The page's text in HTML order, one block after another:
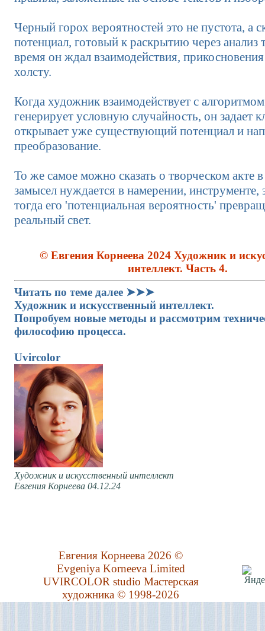
Черный горох вероятностей это не пустота, а
потенциал, готовый к раскрытию через анализ
время он ждал взаимодействия,
холсту.
Когда художник взаимодействует с
генерирует условную случайность, он задает
открывает уже существующий потенциал и
преобразование.
То же самое можно сказать о творческом акте
замысел нуждается в намерении, инструменте,
тогда его 'потенциальная вероятность'
реальный свет.
© Евгения Корнеева 2024 Художник и
интеллект. Часть 4.
Читать по теме далее ➤➤➤
Художник и искусственный интеллект.
Попробуем новые методы и рассмотрим
философию процесса.
Uvircolor
Художник и искусственный интеллект
Евгения Корнеева 04.12.24
Евгения Корнеева 2026 ©
Evgeniya Korneeva Limited
UVIRCOLOR studio Мастерская
художника © 1998-2026